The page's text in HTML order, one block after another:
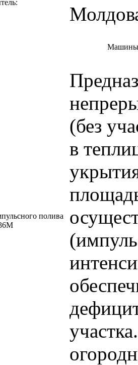
Машины
полива
(без
в